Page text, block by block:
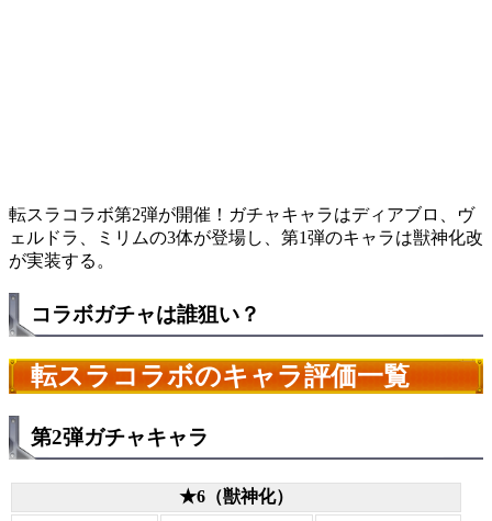
転スラコラボ第2弾が開催！ガチャキャラはディアブロ、ヴ
ェルドラ、ミリムの3体が登場し、第1弾のキャラは獣神化改
が実装する。
コラボガチャは誰狙い？
転スラコラボのキャラ評価一覧
第2弾ガチャキャラ
★6（獣神化）